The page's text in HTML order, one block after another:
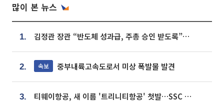
많이 본 뉴스
1. 김정관 장관 “반도체 성과급, 주총 승인 받도록”…상법·자본시장법 개정 시사
2. 속보 중부내륙고속도로서 미상 폭발물 발견
3. 티웨이항공, 새 이름 '트리니티항공' 첫발…SSC 전략 본격화